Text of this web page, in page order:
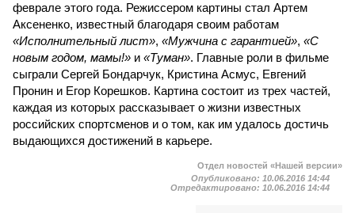
феврале этого года. Режиссером картины стал Артем
Аксененко, известный благодаря своим работам
«Исполнительный лист», «Мужчина с гарантией», «С
новым годом, мамы!» и «Туман». Главные роли в фильме
сыграли Сергей Бондарчук, Кристина Асмус, Евгений
Пронин и Егор Корешков. Картина состоит из трех частей,
каждая из которых рассказывает о жизни известных
российских спортсменов и о том, как им удалось достичь
выдающихся достижений в карьере.
Отдел новостей «Нашей версии»
Опубликовано: 10.06.2016 14:44
Отредактировано: 10.06.2016 14:44